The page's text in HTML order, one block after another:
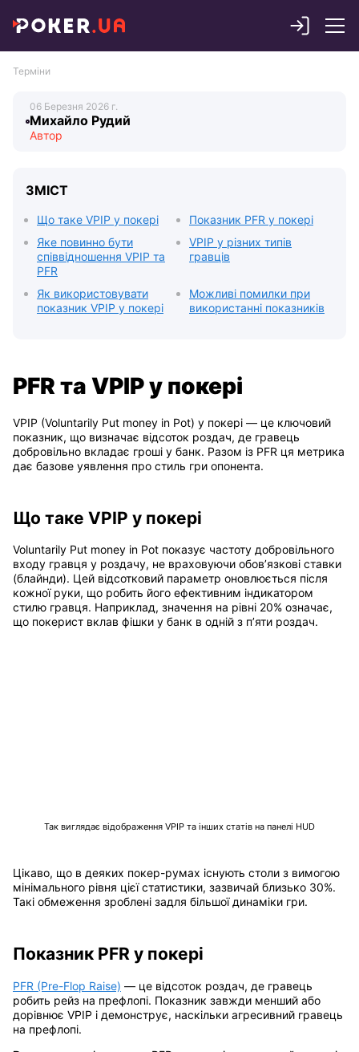
Терміни
Михайло Рудий
ЗМІСТ
Що таке VPIP у покері
Показник PFR у покері
Яке повинно бути
співвідношення VPIP та
PFR
VPIP у різних типів
гравців
Як використовувати
показник VPIP у покері
Можливі помилки при
використанні показників
PFR та VPIP у покері
VPIP (Voluntarily Put money in Pot) у покері — це ключовий
показник, що визначає відсоток роздач, де гравець
добровільно вкладає гроші у банк. Разом із PFR ця метрика
дає базове уявлення про стиль гри опонента.
Що таке VPIP у покері
Voluntarily Put money in Pot показує частоту добровільного
входу гравця у роздачу, не враховуючи обов’язкові ставки
(блайнди). Цей відсотковий параметр оновлюється після
кожної руки, що робить його ефективним індикатором
стилю гравця. Наприклад, значення на рівні 20% означає,
що покерист вклав фішки у банк в одній з п’яти роздач.
Так виглядає відображення VPIP та інших статів на панелі HUD
Цікаво, що в деяких покер-румах існують столи з вимогою
мінімального рівня цієї статистики, зазвичай близько 30%.
Такі обмеження зроблені задля більшої динаміки гри.
Показник PFR у покері
PFR (Pre-Flop Raise) — це відсоток роздач, де гравець
робить рейз на префлопі. Показник завжди менший або
дорівнює VPIP і демонструє, наскільки агресивний гравець
на префлопі.